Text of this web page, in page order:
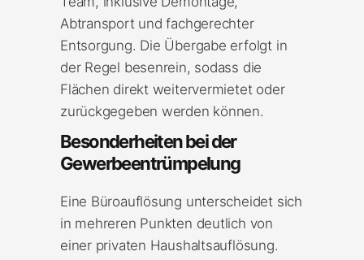
Abtransport und fachgerechter
Entsorgung. Die Übergabe erfolgt in
der Regel besenrein, sodass die
Flächen direkt weitervermietet oder
zurückgegeben werden können.
Besonderheiten bei der
Gewerbeentrümpelung
Eine Büroauflösung unterscheidet sich
in mehreren Punkten deutlich von
einer privaten Haushaltsauflösung.